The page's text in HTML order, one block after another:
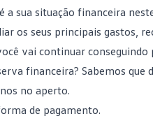
a sua situação financeira
os seus principais gastos,
vai continuar
financeira? Sabemos
no aperto.
de pagamento.